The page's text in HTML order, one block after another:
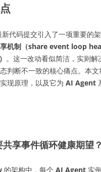
新代码提交引入了一项重要的
享机制（share event loop
。这一改动看似简洁，实则
判断不一致的核心痛点。本
现原理，以及它为 AI Agent
享事件循环健康期望？
的架构中，每个 AI Agent 实